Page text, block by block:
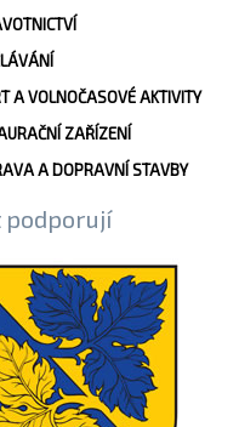
A VOLNOČASOVÉ AKTIVITY
ZAŘÍZENÍ
A DOPRAVNÍ STAVBY
podporují